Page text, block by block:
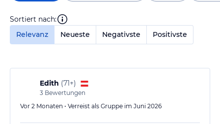
Sortiert nach:
Relevanz
Neueste Negativste Positivste
Edith (71+)
3 Bewertungen
Vor 2 Monaten • Verreist als Gruppe im Juni 2026